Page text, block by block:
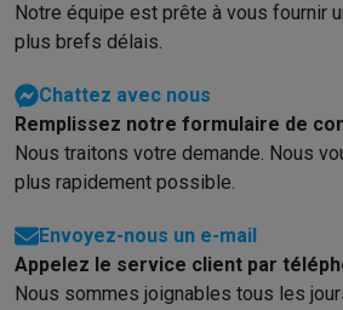
Notre équipe est prête à vous fournir
plus brefs délais.
Chattez avec nous
Remplissez notre formulaire de
Nous traitons votre demande. Nous
plus rapidement possible.
Envoyez-nous un e-mail
Appelez le service client par
Nous sommes joignables tous les